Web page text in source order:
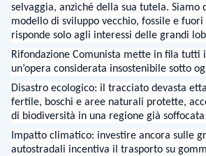
selvaggia, anziché della sua tutela. Siamo
modello di sviluppo vecchio, fossile e
risponde solo agli interessi delle grandi
Rifondazione Comunista mette in fila tutti
un’opera considerata insostenibile sotto
Disastro ecologico: il tracciato devasta
fertile, boschi e aree naturali protette,
di biodiversità in una regione già
Impatto climatico: investire ancora sulle
autostradali incentiva il trasporto su